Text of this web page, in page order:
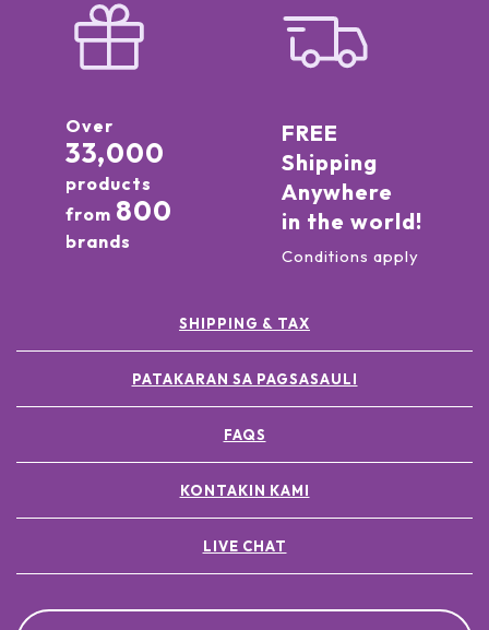
Over
33,000
products
from 800
brands
FREE
Shipping
Anywhere
in the world!
Conditions apply
SHIPPING & TAX
PATAKARAN SA PAGSASAULI
FAQS
KONTAKIN KAMI
LIVE CHAT